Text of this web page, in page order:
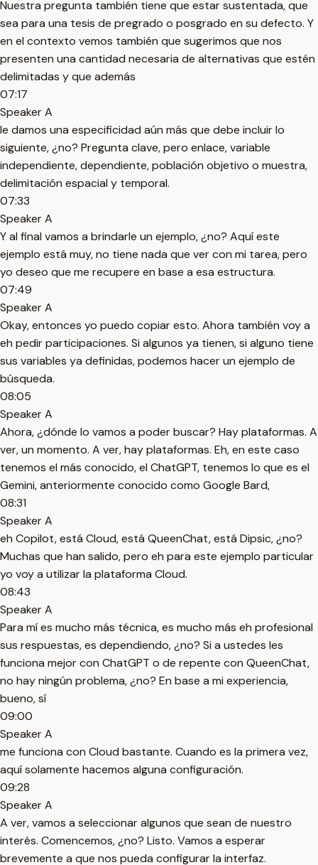
Nuestra pregunta también tiene que estar sustentada, que
sea para una tesis de pregrado o posgrado en su defecto. Y
en el contexto vemos también que sugerimos que nos
presenten una cantidad necesaria de alternativas que estén
delimitadas y que además
07:17
Speaker A
le damos una especificidad aún más que debe incluir lo
siguiente, ¿no? Pregunta clave, pero enlace, variable
independiente, dependiente, población objetivo o muestra,
delimitación espacial y temporal.
07:33
Speaker A
Y al final vamos a brindarle un ejemplo, ¿no? Aquí este
ejemplo está muy, no tiene nada que ver con mi tarea, pero
yo deseo que me recupere en base a esa estructura.
07:49
Speaker A
Okay, entonces yo puedo copiar esto. Ahora también voy a
eh pedir participaciones. Si algunos ya tienen, si alguno tiene
sus variables ya definidas, podemos hacer un ejemplo de
búsqueda.
08:05
Speaker A
Ahora, ¿dónde lo vamos a poder buscar? Hay plataformas. A
ver, un momento. A ver, hay plataformas. Eh, en este caso
tenemos el más conocido, el ChatGPT, tenemos lo que es el
Gemini, anteriormente conocido como Google Bard,
08:31
Speaker A
eh Copilot, está Cloud, está QueenChat, está Dipsic, ¿no?
Muchas que han salido, pero eh para este ejemplo particular
yo voy a utilizar la plataforma Cloud.
08:43
Speaker A
Para mí es mucho más técnica, es mucho más eh profesional
sus respuestas, es dependiendo, ¿no? Si a ustedes les
funciona mejor con ChatGPT o de repente con QueenChat,
no hay ningún problema, ¿no? En base a mi experiencia,
bueno, sí
09:00
Speaker A
me funciona con Cloud bastante. Cuando es la primera vez,
aquí solamente hacemos alguna configuración.
09:28
Speaker A
A ver, vamos a seleccionar algunos que sean de nuestro
interés. Comencemos, ¿no? Listo. Vamos a esperar
brevemente a que nos pueda configurar la interfaz.